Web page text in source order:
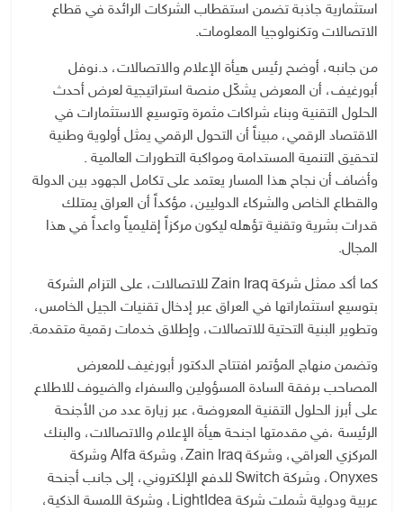
استثمارية جاذبة تضمن استقطاب الشركات الرائدة في قطاع
الاتصالات وتكنولوجيا المعلومات.
من جانبه، أوضح رئيس هيأة الإعلام والاتصالات، د.نوفل
أبورغيف، أن المعرض يشكّل منصة استراتيجية لعرض أحدث
الحلول التقنية وبناء شراكات مثمرة وتوسيع الاستثمارات في
الاقتصاد الرقمي، مبيناً أن التحول الرقمي يمثل أولوية وطنية
لتحقيق التنمية المستدامة ومواكبة التطورات العالمية .
وأضاف أن نجاح هذا المسار يعتمد على تكامل الجهود بين الدولة
والقطاع الخاص والشركاء الدوليين، مؤكداً أن العراق يمتلك
قدرات بشرية وتقنية تؤهله ليكون مركزاً إقليمياً واعداً في هذا
المجال.
كما أكد ممثل شركة Zain Iraq للاتصالات، على التزام الشركة
بتوسيع استثماراتها في العراق عبر إدخال تقنيات الجيل الخامس،
وتطوير البنية التحتية للاتصالات، وإطلاق خدمات رقمية متقدمة.
وتضمن منهاج المؤتمر افتتاح الدكتور أبورغيف للمعرض
المصاحب برفقة السادة المسؤولين والسفراء والضيوف للاطلاع
على أبرز الحلول التقنية المعروضة، عبر زيارة عدد من الأجنحة
الرئيسة ،في مقدمتها اجنحة هيأة الإعلام والاتصالات، والبنك
المركزي العراقي، وشركة Zain Iraq، وشركة Alfa وشركة
Onyxes، وشركة Switch للدفع الإلكتروني، إلى جانب أجنحة
عربية ودولية شملت شركة LightIdea، وشركة اللمسة الذكية،